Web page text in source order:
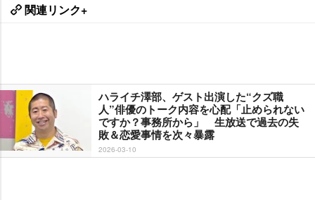
関連リンク+
ハライチ澤部、ゲスト出演した“クズ職
人”俳優のトーク内容を心配「止められない
ですか？事務所から」 生放送で過去の失
敗＆恋愛事情を次々暴露
2026-03-10